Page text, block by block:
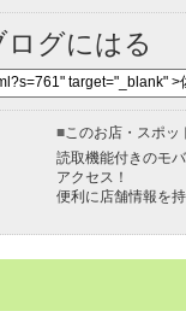
グにはる
■ このお店・スポ
読取機能付きのモ
アクセス！
便利に店舗情報を